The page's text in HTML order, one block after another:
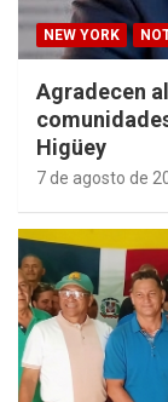
NEW YORK
Agradecen
Higüey
7 de agosto de